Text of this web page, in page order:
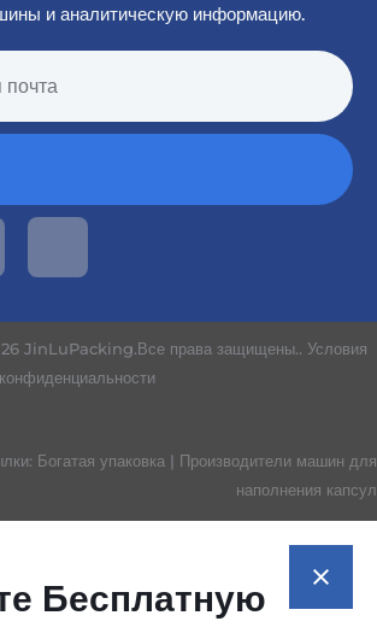
и аналитическую информацию.
JinLuPacking.Все права защищены.. Условия
Богатая упаковка | Производители машин для
наполнения капсул
Бесплатную